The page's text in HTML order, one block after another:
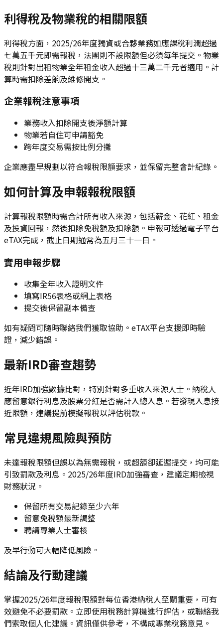
利得稅及物業稅的相關限額
利得稅方面，2025/26年度獨資或合夥業務如應課稅利潤超過
七萬五千元即需報稅，法團則不設限額但必須每年提交。物業
稅則針對出租物業全年租金收入超過十三萬二千元者適用。計
算時需扣除差餉及維修開支。
企業報稅注意事項
業務收入扣除開支後淨額計算
物業若自住可申請豁免
跨年度交易需按比例分攤
企業應盡早規劃以符合報稅限額要求，並保留完整會計紀錄。
如何計算及申報報稅限額
計算報稅限額時需合計所有收入來源，包括薪金、花紅、租金
及投資回報，然後扣除免稅額及扣除額。申報可透過電子平台
eTAX完成，截止日期通常為五月三十一日。
實用申報步驟
收集全年收入證明文件
填寫IR56表格或網上表格
提交後保留副本備查
如有疑問可隨時聯絡我們獲取協助。eTAX平台支援即時驗
證，減少錯誤。
最新IRD審查趨勢
近年IRD加強數據比對，特別針對多重收入來源人士。納稅人
應留意銀行利息及股票分紅是否需計入總入息。若發現入息接
近限額，建議提前模擬報稅以評估稅款。
常見違規風險與預防
未達報稅限額但誤以為無需報稅，或超額卻延遲提交，均可能
引致罰款及利息。2025/26年度IRD加強審查，建議定期檢視
財務狀況。
保留所有交易記錄至少六年
留意免稅額最新調整
聘請專業人士審核
及早行動可大幅降低風險。
結論及行動建議
掌握2025/26年度報稅限額對每位香港納稅人至關重要，可有
效避免不必要罰款。立即使用稅務計算機進行評估，或聯絡我
們索取個人化建議。資訊僅供參考，不構成專業稅務意見。